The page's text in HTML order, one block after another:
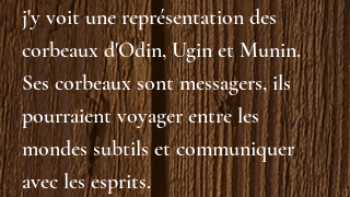
j'y voit une représentation des
corbeaux d'Odin, Ugin et Munin.
Ses corbeaux sont messagers, ils
pourraient voyager entre les
mondes subtils et communiquer
avec les esprits.